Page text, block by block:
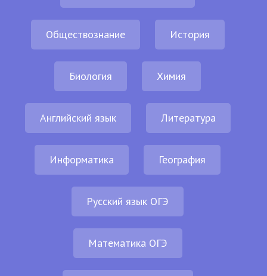
Обществознание История
Биология Химия
Английский язык Литература
Информатика География
Русский язык ОГЭ
Математика ОГЭ